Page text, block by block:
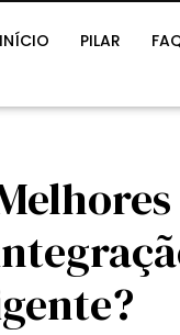
INÍCIO PILAR